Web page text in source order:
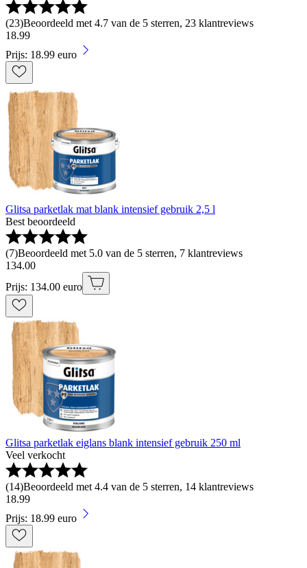
(23)Beoordeeld met 4.7 van de 5 sterren, 23 klantreviews
18.99
Prijs: 18.99 euro
Glitsa parketlak mat blank intensief gebruik 2,5 l
Best beoordeeld
(7)Beoordeeld met 5.0 van de 5 sterren, 7 klantreviews
134.00
Prijs: 134.00 euro
Glitsa parketlak eiglans blank intensief gebruik 250 ml
Veel verkocht
(14)Beoordeeld met 4.4 van de 5 sterren, 14 klantreviews
18.99
Prijs: 18.99 euro